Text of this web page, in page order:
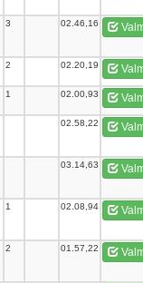
3 02.46,16
2 02.20,19
1 02.00,93
02.58,22
03.14,63
1 02.08,94
2 01.57,22